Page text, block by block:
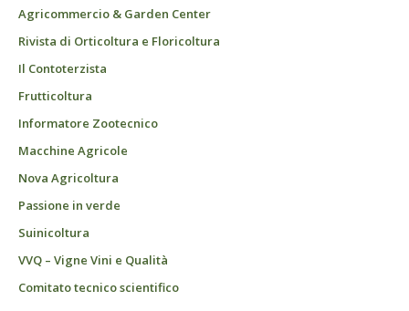
Agricommercio & Garden Center
Rivista di Orticoltura e Floricoltura
Il Contoterzista
Frutticoltura
Informatore Zootecnico
Macchine Agricole
Nova Agricoltura
Passione in verde
Suinicoltura
VVQ – Vigne Vini e Qualità
Comitato tecnico scientifico